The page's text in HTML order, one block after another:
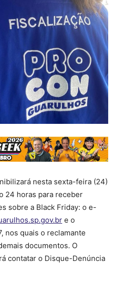
nesta sexta-feira (24)
24 horas para receber
sobre a Black Friday: o e-
e o
nos quais o reclamante
documentos. O
contatar o Disque-Denúncia